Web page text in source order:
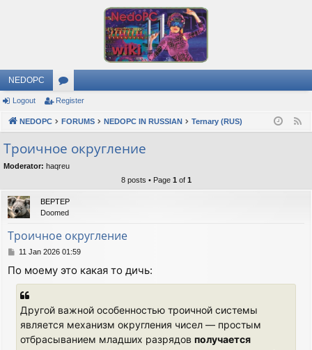
NEDOPC
or
u
s
Logout Register
NEDOPC FORUMS NEDOPC IN RUSSIAN Ternary (RUS)
Троичное округление
Moderator: haqreu
8 posts • Page 1 of 1
BEPTEP
Doomed
Троичное округление
P
s
t
11 Jan 2026 01:59
По моему это какая то дичь:
Другой важной особенностью троичной системы
является механизм округления чисел — простым
отбрасыванием младших разрядов получается